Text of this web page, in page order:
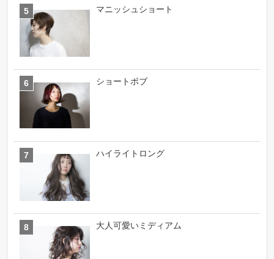
マニッシュショート
ショートボブ
ハイライトロング
大人可愛いミディアム